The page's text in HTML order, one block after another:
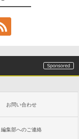
やすい、6週間持
、16GB、広告な
ニチャーエディ
節ライト、12週間
し、メタリック
お問い合わせ
編集部へのご連絡